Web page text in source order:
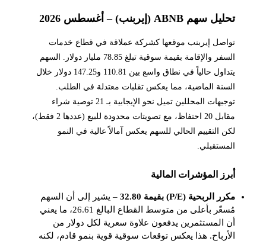
تحليل سهم ABNB (إيربنب) – أغسطس 2026
تواصل إيربنب موقعها كشركة عملاقة في قطاع خدمات
السفر والإقامة بقيمة سوقية تبلغ 78.85 مليار دولار. السهم
يتداول حالياً في نطاق واسع بين 110.81 و147.25 دولار خلال
السنة الماضية، مما يعكس تقلبات معتدلة في الطلب.
توجيهات المحللين تميل نحو الإيجابية بـ 21 توصية شراء
مقابل 20 احتفاظ، مع تصويتات محدودة للبيع (عددها 2 فقط)،
لكن التقييم الحالي للسهم يعكس آمالاً عالية في النمو
المستقبلي.
أبرز المؤشرات المالية
مكرر الربحية (P/E) بقيمة 32.80
– يشير إلى أن السهم
مُسعّر بأعلى من متوسط القطاع البالغ 26.61، ما يعني
أن المستثمرين يدفعون علاوة سعرية لكل دولار من
الأرباح. هذا يعكس توقعات سوقية قوية بنمو قادم، لكنه